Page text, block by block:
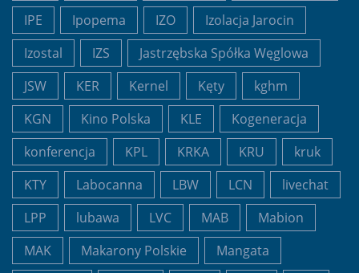
IPE
Ipopema IZO
Izolacja Jarocin
Izostal
IZS
Jastrzębska Spółka Węglowa
JSW
KER Kernel Kęty
kghm
KGN
Kino Polska KLE
Kogeneracja
konferencja
KPL KRKA KRU
kruk
KTY
Labocanna LBW LCN
livechat
LPP
lubawa LVC MAB
Mabion
MAK
Makarony Polskie
Mangata